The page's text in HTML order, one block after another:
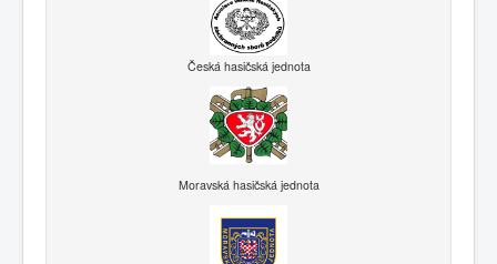
Česká hasičská jednota
Moravská hasičská jednota